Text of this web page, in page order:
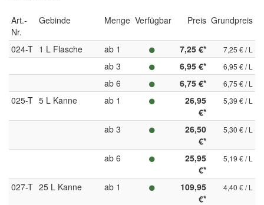
Art.-
Nr.
Gebinde Menge Verfügbar Preis Grundpreis
024-T 1 L Flasche ab 1 7,25 €* 7,25 € / L
ab 3 6,95 €* 6,95 € / L
ab 6 6,75 €* 6,75 € / L
025-T 5 L Kanne ab 1
26,95
€*
5,39 € / L
ab 3
26,50
€*
5,30 € / L
ab 6
25,95
€*
5,19 € / L
027-T 25 L Kanne ab 1
109,95
€*
4,40 € / L